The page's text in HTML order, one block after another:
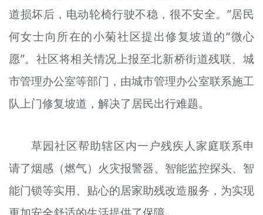
道损坏后，电动轮椅行驶不稳，很不安全。”居民
何女士向所在的小菊社区提出修复坡道的“微心
愿”。社区将相关情况上报至北新桥街道残联、城
市管理办公室等部门，由城市管理办公室联系施工
队上门修复坡道，解决了居民出行难题。
草园社区帮助辖区内一户残疾人家庭联系申
请了烟感（燃气）火灾报警器、智能监控探头、智
能门锁等实用、贴心的居家助残改造服务，为实现